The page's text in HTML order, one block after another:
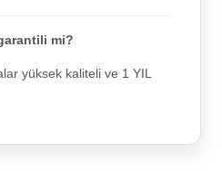
mi?
yüksek kaliteli ve 1 YIL